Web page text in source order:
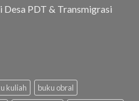
PDT & Transmigrasi
kuliah
buku obral